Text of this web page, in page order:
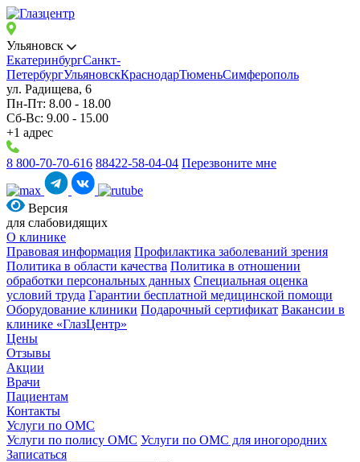
Ульяновск
ЕкатеринбургСанкт-
ПетербургУльяновскКраснодарТюменьСимферополь
ул. Радищева, 6
Пн-Пт: 8.00 - 18.00
Сб-Вс: 9.00 - 15.00
+1 адрес
8 800-70-70-616 88422-58-04-04 Перезвоните мне
Версия
для слабовидящих
О клинике
Правовая информация Профилактика заболеваний зрения
Политика в области качества Политика в отношении
обработки персональных данных Специальная оценка
условий труда Гарантии бесплатной медицинской помощи
Оборудование клиники Подарочный сертификат Вакансии в
клинике «ГлазЦентр»
Цены
Отзывы
Акции
Врачи
Пациентам
Контакты
Услуги по ОМС
Услуги по полису ОМС Услуги по ОМС для иногородних
Записаться